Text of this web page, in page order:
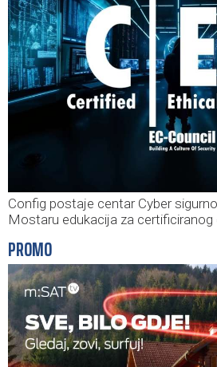
Config postaje centar Cyber
Mostaru edukacija za certificiranog
PROMO